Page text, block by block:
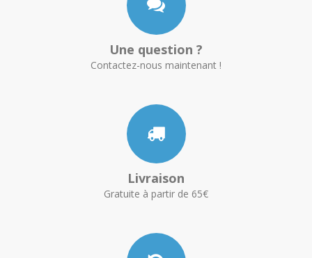
Une question ?
Contactez-nous maintenant !
Livraison
Gratuite à partir de 65€